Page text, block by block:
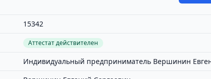
15342
Аттестат действителен
Индивидуальный предприниматель Вершинин